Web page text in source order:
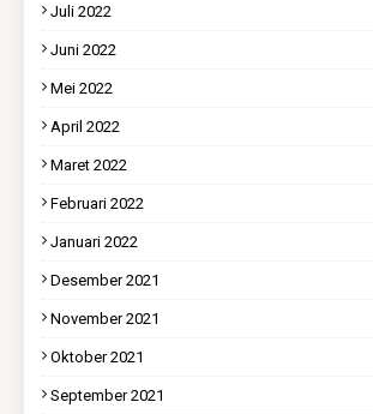
Juli 2022
Juni 2022
Mei 2022
April 2022
Maret 2022
Februari 2022
Januari 2022
Desember 2021
November 2021
Oktober 2021
September 2021